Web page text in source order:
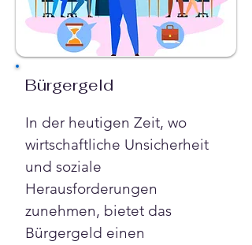
Bürgergeld
In der heutigen Zeit, wo
wirtschaftliche Unsicherheit
und soziale
Herausforderungen
zunehmen, bietet das
Bürgergeld einen